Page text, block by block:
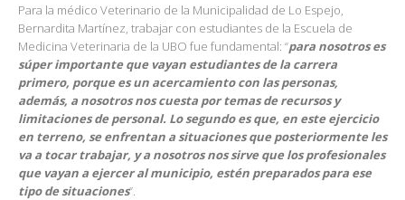
Para la médico Veterinario de la Municipalidad de Lo Espejo,
Bernardita Martínez, trabajar con estudiantes de la Escuela de
Medicina Veterinaria de la UBO fue fundamental: “para nosotros es
súper importante que vayan estudiantes de la carrera
primero, porque es un acercamiento con las personas,
además, a nosotros nos cuesta por temas de recursos y
limitaciones de personal. Lo segundo es que, en este ejercicio
en terreno, se enfrentan a situaciones que posteriormente les
va a tocar trabajar, y a nosotros nos sirve que los profesionales
que vayan a ejercer al municipio, estén preparados para ese
tipo de situaciones”.